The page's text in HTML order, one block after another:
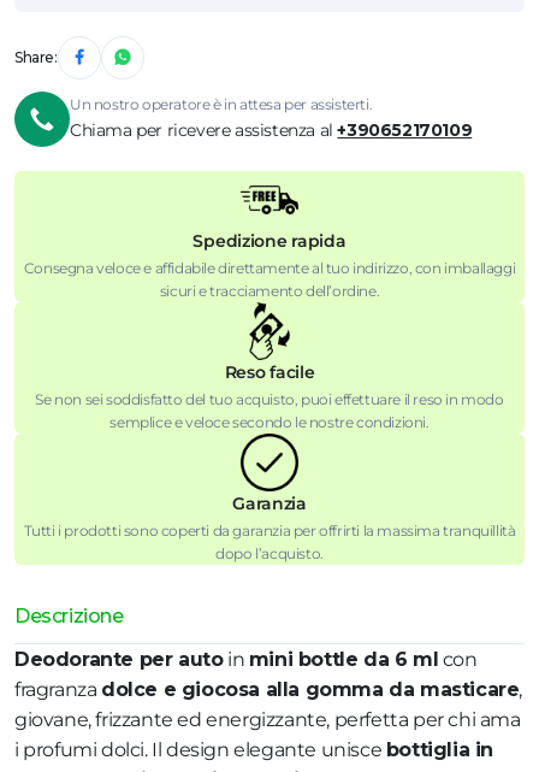
Share:
Un nostro operatore è in attesa per assisterti.
Chiama per ricevere assistenza al+390652170109
Spedizione rapida
Consegna veloce e affidabile direttamente al tuo indirizzo, con imballaggi
sicuri e tracciamento dell’ordine.
Reso facile
Se non sei soddisfatto del tuo acquisto, puoi effettuare il reso in modo
semplice e veloce secondo le nostre condizioni.
Garanzia
Tutti i prodotti sono coperti da garanzia per offrirti la massima tranquillità
dopo l’acquisto.
Descrizione
Deodorante per autoin mini bottle da 6 ml con
fragranza dolce e giocosa alla gomma da masticare,
giovane, frizzante ed energizzante, perfetta per chi ama
i profumi dolci. Il design elegante unisce bottiglia in